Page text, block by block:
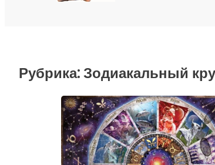
Рубрика:Зодиакальный